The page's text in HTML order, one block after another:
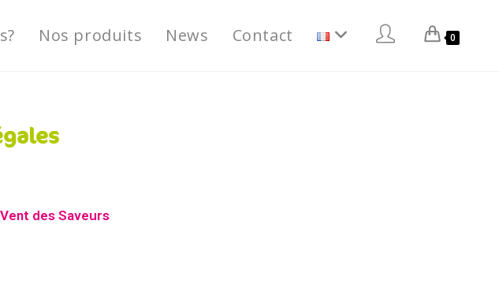
Nos produits News Contact 0
des Saveurs